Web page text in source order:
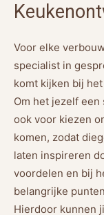
Voor elke
specialist in
komt kijken bij
Om het jezelf
ook voor kiezen
komen, zodat
laten inspireren
voordelen en bij
belangrijke
Hierdoor kunnen